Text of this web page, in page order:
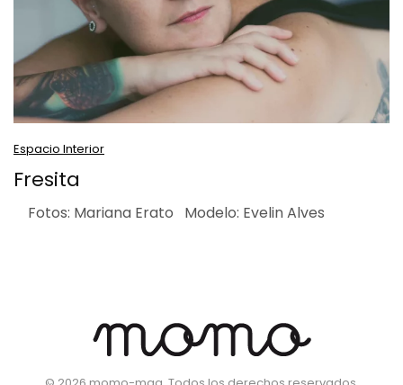
Espacio Interior
Fresita
Fotos: Mariana Erato Modelo: Evelin Alves